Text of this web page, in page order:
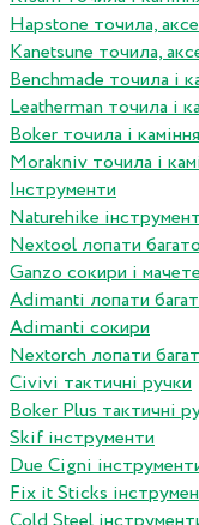
Hapstone точила,
Kanetsune точила,
Benchmade точила і
Leatherman точила і
Boker точила і каміння
Morakniv точила і
Інструменти
Naturehike
Nextool лопати
Ganzo сокири і
Adimanti лопати
Adimanti сокири
Nextorch лопати
Сivivi тактичні ручки
Boker Plus тактичні
Skif інструменти
Due Cigni
Fix it Sticks